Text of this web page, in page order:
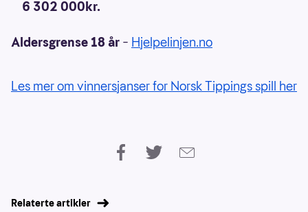
6 302 000kr.
Aldersgrense 18 år – Hjelpelinjen.no
Les mer om vinnersjanser for Norsk Tippings spill her
Relaterte artikler